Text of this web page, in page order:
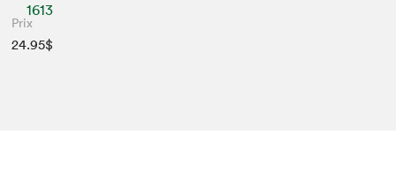
1613
Prix
24.95$